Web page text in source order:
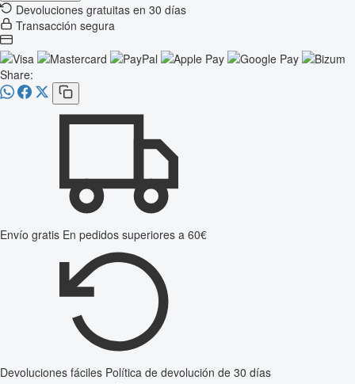
Devoluciones gratuitas en 30 días
Transacción segura
Share:
Envío gratis En pedidos superiores a 60€
Devoluciones fáciles Política de devolución de 30 días